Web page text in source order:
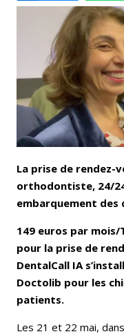
Email
Bluesky
La prise de rendez-
orthodontiste, 24/
embarquement des
149 euros par mois/
pour la prise de
DentalCall IA
Doctolib pour les
patients.
Les 21 et 22 mai,